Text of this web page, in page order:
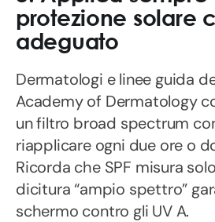
protezione solare
adeguato
Dermatologi e linee guida
Academy of Dermatology
un filtro broad spectrum
riapplicare ogni due ore o
Ricorda che SPF misura
dicitura “ampio spettro”
schermo contro gli UV A.